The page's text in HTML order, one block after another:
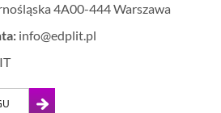
4A00-444 Warszawa
info@edplit.pl